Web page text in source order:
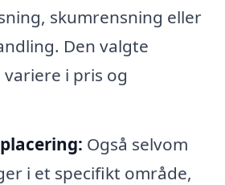
skumrensning eller
Den valgte
i pris og
Også selvom
i et specifikt område,